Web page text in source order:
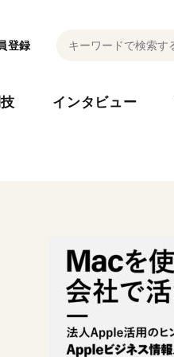
登録
インタビュー